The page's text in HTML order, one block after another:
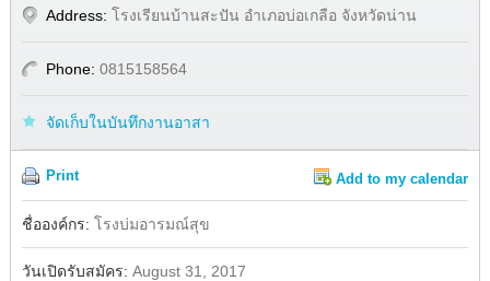
Address: โรงเรียนบ้านสะปัน อำเภอบ่อเกลือ จังหวัดน่าน
Phone: 0815158564
จัดเก็บในบันทึกงานอาสา
Print Add to my calendar
Facebook
ชื่อองค์กร: โรงบ่มอารมณ์สุข
วันเปิดรับสมัคร: August 31, 2017